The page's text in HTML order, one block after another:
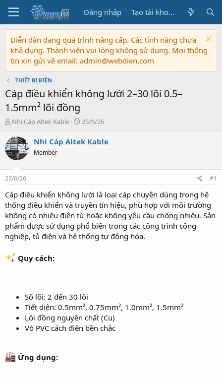
Đăng nhập Tạo tài khoản
Diễn đàn đang quá trình nâng cấp. Các tính năng chưa
khả dụng. Thành viên vui lòng không sử dụng. Mọi thông
tin xin gửi về email: admin@webdien.com
THIẾT BỊ ĐIỆN
Cáp điều khiển không lưới 2–30 lõi 0.5–
1.5mm² lõi đồng
T
r
e
a
s
t
a
r
t
e
r
Nhi Cáp Altek Kable
N
à
ầ
23/6/26
Nhi Cáp Altek Kable
Member
23/6/26 #1
Cáp điều khiển không lưới là loại cáp chuyên dùng trong hệ
thống điều khiển và truyền tín hiệu, phù hợp với môi trường
không có nhiễu điện từ hoặc không yêu cầu chống nhiễu. Sản
phẩm được sử dụng phổ biến trong các công trình công
nghiệp, tủ điện và hệ thống tự động hóa.
Quy cách:
Số lõi: 2 đến 30 lõi
Tiết diện: 0.5mm², 0.75mm², 1.0mm², 1.5mm²
Lõi đồng nguyên chất (Cu)
Vỏ PVC cách điện bền chắc
Ứng dụng: